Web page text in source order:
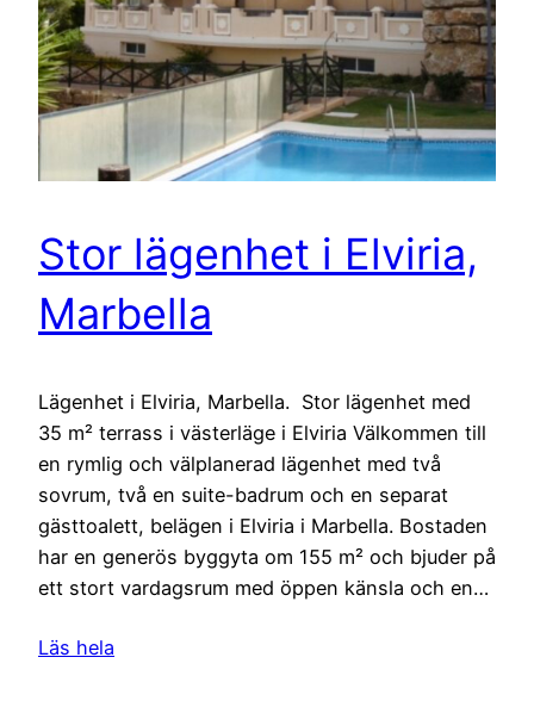
Stor lägenhet i Elviria,
Marbella
Lägenhet i Elviria, Marbella. Stor lägenhet med
35 m² terrass i västerläge i Elviria Välkommen till
en rymlig och välplanerad lägenhet med två
sovrum, två en suite-badrum och en separat
gästtoalett, belägen i Elviria i Marbella. Bostaden
har en generös byggyta om 155 m² och bjuder på
ett stort vardagsrum med öppen känsla och en…
Läs hela